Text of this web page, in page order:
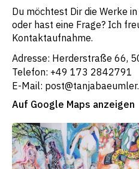
Du möchtest Dir die Werke
oder hast eine Frage? Ich
Kontaktaufnahme.
Adresse: Herderstraße 66,
Telefon: +49 173 2842791
E-Mail:
Auf Google Maps anzeigen